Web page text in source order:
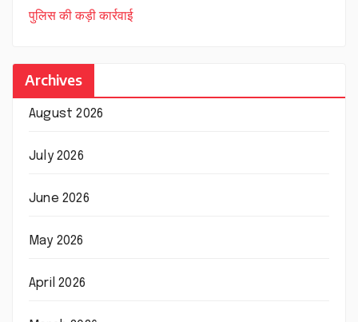
पुलिस की कड़ी कार्रवाई
Archives
August 2026
July 2026
June 2026
May 2026
April 2026